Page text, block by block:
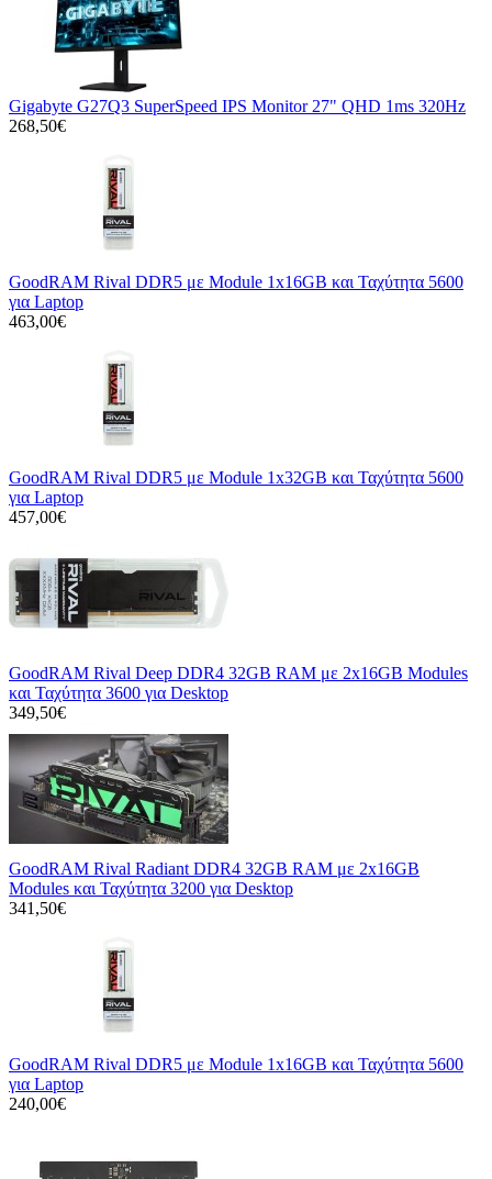
Gigabyte G27Q3 SuperSpeed IPS Monitor 27" QHD 1ms 320Hz
268,50€
GoodRAM Rival DDR5 με Module 1x16GB και Ταχύτητα 5600
για Laptop
463,00€
GoodRAM Rival DDR5 με Module 1x32GB και Ταχύτητα 5600
για Laptop
457,00€
GoodRAM Rival Deep DDR4 32GB RAM με 2x16GB Modules
και Ταχύτητα 3600 για Desktop
349,50€
GoodRAM Rival Radiant DDR4 32GB RAM με 2x16GB
Modules και Ταχύτητα 3200 για Desktop
341,50€
GoodRAM Rival DDR5 με Module 1x16GB και Ταχύτητα 5600
για Laptop
240,00€